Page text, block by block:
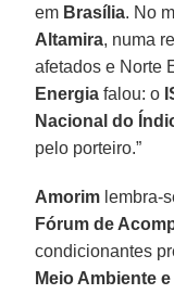
em Brasília. No
Altamira, numa
afetados e Norte
Energia falou: o
Nacional do
pelo porteiro.”
Amorim lembra-
Fórum de
condicionantes
Meio Ambiente